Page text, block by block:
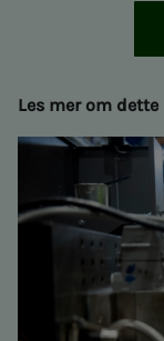
Les mer om dette